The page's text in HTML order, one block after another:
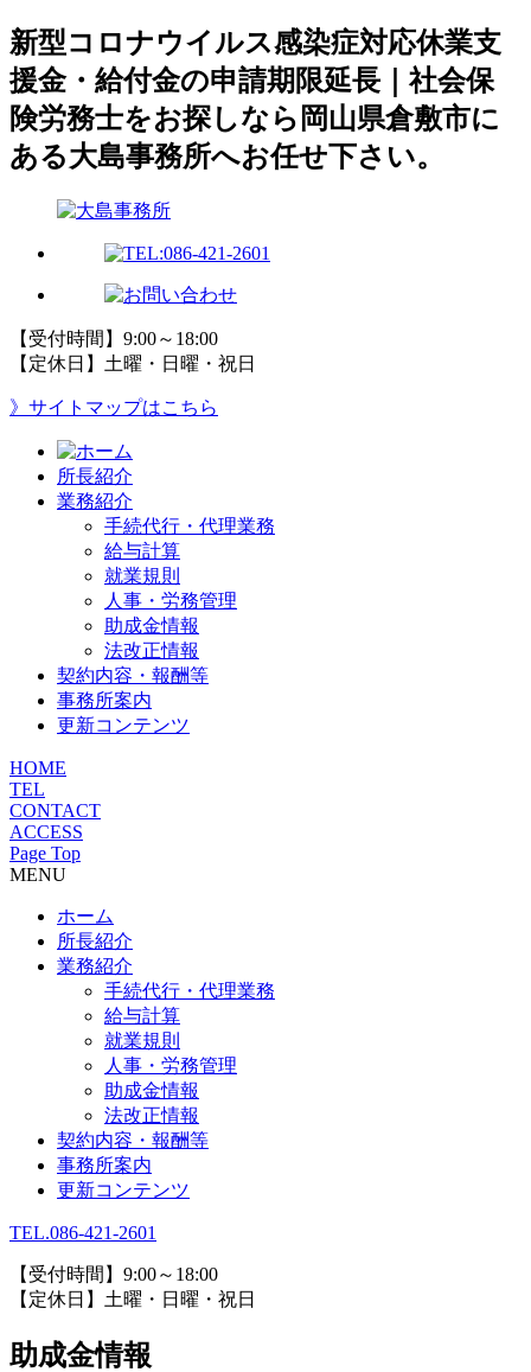
新型コロナウイルス感染症対応休業支
援金・給付金の申請期限延長｜社会保
険労務士をお探しなら岡山県倉敷市に
ある大島事務所へお任せ下さい。
【受付時間】9:00～18:00
【定休日】土曜・日曜・祝日
》サイトマップはこちら
所長紹介
業務紹介
手続代行・代理業務
給与計算
就業規則
人事・労務管理
助成金情報
法改正情報
契約内容・報酬等
事務所案内
更新コンテンツ
HOME
TEL
CONTACT
ACCESS
Page Top
MENU
ホーム
所長紹介
業務紹介
手続代行・代理業務
給与計算
就業規則
人事・労務管理
助成金情報
法改正情報
契約内容・報酬等
事務所案内
更新コンテンツ
TEL.086-421-2601
【受付時間】9:00～18:00
【定休日】土曜・日曜・祝日
助成金情報